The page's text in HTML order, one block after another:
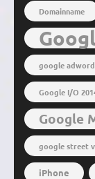
Domainname
google
Google I/O
Google
google street
iPhone